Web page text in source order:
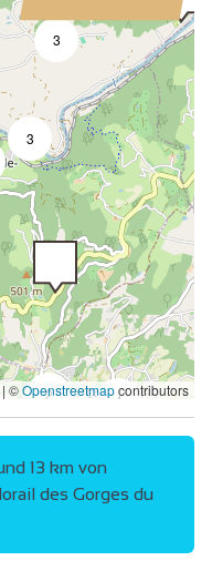
2 4
3
3
| ©Openstreetmapcontributors
13 km von
des Gorges du